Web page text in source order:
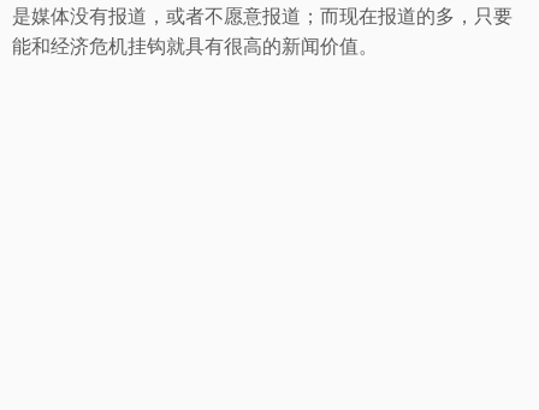
是媒体没有报道，或者不愿意报道；而现在报道的多，只要
能和经济危机挂钩就具有很高的新闻价值。